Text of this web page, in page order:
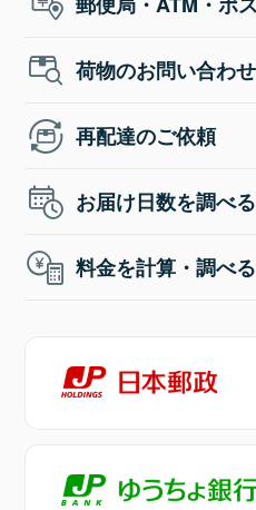
荷物のお問い合わせ
再配達のご依頼
お届け日数を調べる
料金を計算・調べる